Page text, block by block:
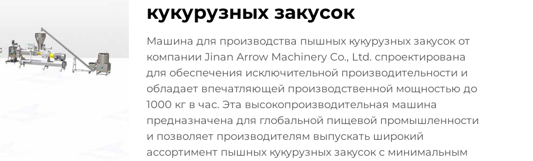
кукурузных закусок
Машина для производства пышных кукурузных закусок от
компании Jinan Arrow Machinery Co., Ltd. спроектирована
для обеспечения исключительной производительности и
обладает впечатляющей производственной мощностью до
1000 кг в час. Эта высокопроизводительная машина
предназначена для глобальной пищевой промышленности
и позволяет производителям выпускать широкий
ассортимент пышных кукурузных закусок с минимальным